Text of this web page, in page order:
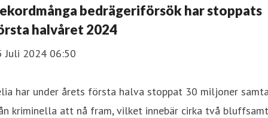
bedrägeriförsök har stoppats
halvåret 2024
Juli 2024 06:50
har under årets första halva stoppat 30 miljoner
kriminella att nå fram, vilket innebär cirka två